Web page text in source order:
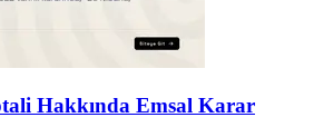
Hakkında Emsal Karar